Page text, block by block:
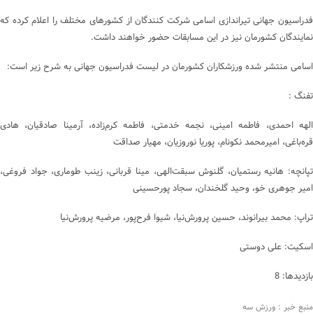
فدراسیون جهانی تیراندازی اسامی شرکت کنندگان از کشورهای مختلف را اعلام کرده که
نمایندگان کشورمان نیز در این مسابقات حضور خواهند داشت.
اسامی منتشر شده ورزشکاران کشورمان در لیست فدراسیون جهانی به شرح زیر است:
تفنگ :
الهه احمدی، فاطمه امینی، نجمه خدمتی، فاطمه کرم‌زاده، آرمینا صادقیان، هادی
قره‌باغی، امیرمحمد نکونام، پوریا نوروزیان، مهیار صداقت
تپانچه: هانیه رستمیان، گلنوش سبقت‌الهی، مینا قربانی، زینب طوماری، جواد فروغی،
امیر جوهری خو، وحید گلخندان، سجاد پورحسینی
تراپ: محمد بیرانوند، حسین پرورش‌نیا، شیوا فرح‌پور، مرضیه پرورش‌نیا
اسکیت: علی دوستی
بازدیدها: 8
منبع خبر : ورزش سه